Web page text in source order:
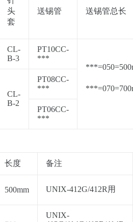
头
套
送锡管 送锡管总长
CL-
B-3
PT10CC-
***
CL-
B-2
PT08CC-
***
PT06CC-
***
长度 备注
500mm UNIX-412G/412R用
UNIX-